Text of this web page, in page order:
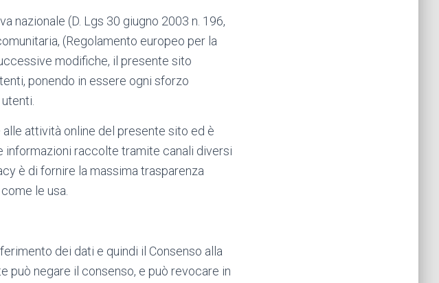
nazionale (D. Lgs 30 giugno 2003 n. 196,
(Regolamento europeo per la
modifiche, il presente sito
ponendo in essere ogni sforzo
attività online del presente sito ed è
raccolte tramite canali diversi
è di fornire la massima trasparenza
le usa.
dei dati e quindi il Consenso alla
può negare il consenso, e può revocare in